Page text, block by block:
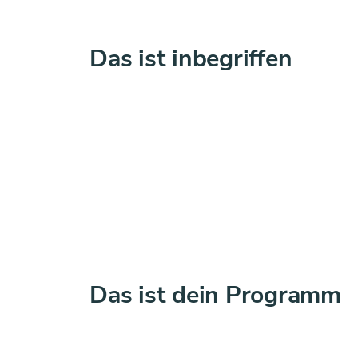
Das ist inbegriffen
Das ist dein Programm